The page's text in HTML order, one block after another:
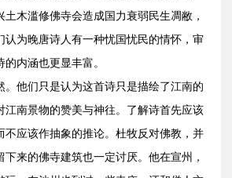
木滥修佛寺会造成国力衰弱民生凋敝，
认为晚唐诗人有一种忧国忧民的情怀，审
内涵也更显丰富。
。他们只是认为这首诗只是描绘了江南的
江南景物的赞美与神往。了解诗首先应该
不应该作抽象的推论。杜牧反对佛教，并
来的佛寺建筑也一定讨厌。他在宣州，